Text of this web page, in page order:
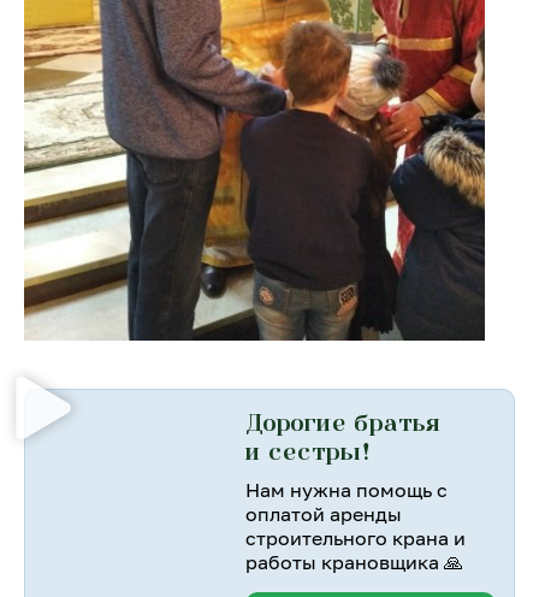
Дорогие братья
и сестры!
Нам нужна помощь с
оплатой аренды
строительного крана и
работы крановщика 🙏